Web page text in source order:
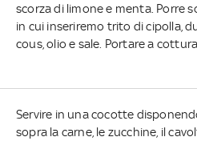
scorza di limone e menta. Porre
in cui inseriremo trito di cipolla,
cous, olio e sale. Portare a
Servire in una cocotte
sopra la carne, le zucchine, il